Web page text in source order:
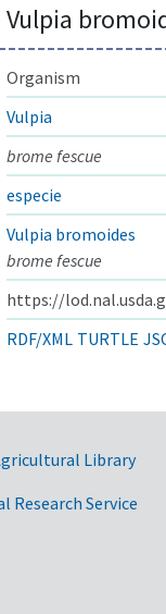
Vulpia
Organism
Vulpia
brome fescue
especie
Vulpia bromoides
brome fescue
https://
RDF/XML TURTLE
Library
Research Service